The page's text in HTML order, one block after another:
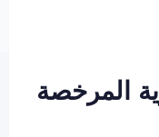
المرخصة